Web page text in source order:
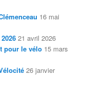
16 mai
21 avril 2026
pour le vélo 15 mars
26 janvier